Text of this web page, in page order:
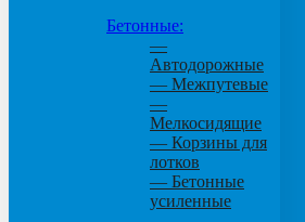
Бетонные:
—
Автодорожные
— Межпутевые
—
Мелкосидящие
— Корзины для
лотков
— Бетонные
усиленные